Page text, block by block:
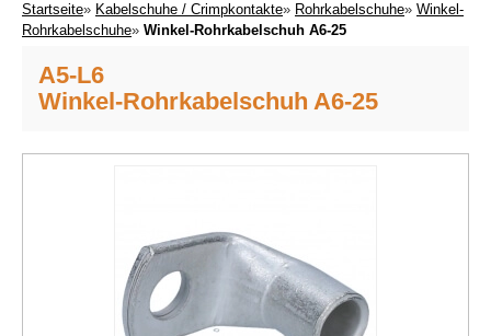
Startseite» Kabelschuhe / Crimpkontakte» Rohrkabelschuhe» Winkel-
Rohrkabelschuhe» Winkel-Rohrkabelschuh A6-25
A5-L6
Winkel-Rohrkabelschuh A6-25